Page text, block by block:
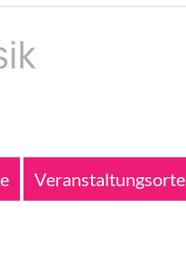
Veranstaltungsorte